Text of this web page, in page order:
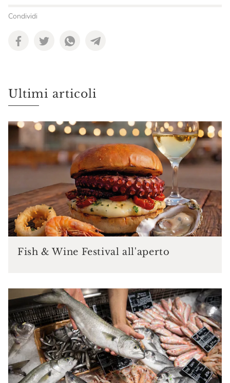
Condividi
Ultimi articoli
Fish & Wine Festival all'aperto